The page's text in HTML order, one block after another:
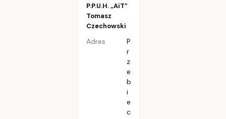
P.P.U.H. „AiT”
Tomasz
Czechowski
Adres
P
r
z
e
b
i
e
c